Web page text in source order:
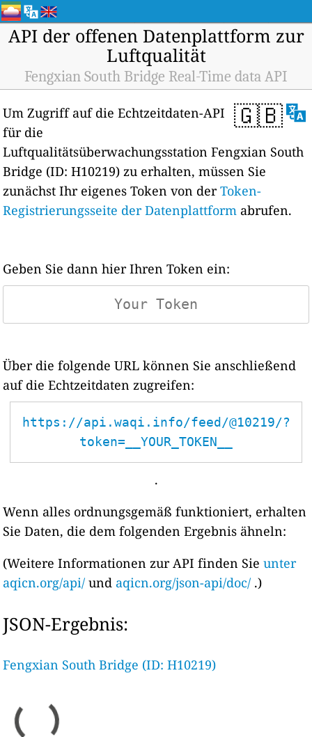
API der offenen Datenplattform zur
Luftqualität
Fengxian South Bridge Real-Time data API
🇬🇧
Um Zugriff auf die Echtzeitdaten-API
für die
Luftqualitätsüberwachungsstation Fengxian South
Bridge (ID: H10219) zu erhalten, müssen Sie
zunächst Ihr eigenes Token von derToken-
Registrierungsseite der Datenplattform abrufen.
Geben Sie dann hier Ihren Token ein:
Über die folgende URL können Sie anschließend
auf die Echtzeitdaten zugreifen:
https://api.waqi.info/feed/@10219/?
token=__YOUR_TOKEN__
.
Wenn alles ordnungsgemäß funktioniert, erhalten
Sie Daten, die dem folgenden Ergebnis ähneln:
(Weitere Informationen zur API finden Sieunter
aqicn.org/api/ und aqicn.org/json-api/doc/ .)
JSON-Ergebnis:
Fengxian South Bridge (ID: H10219)